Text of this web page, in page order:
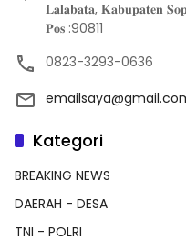
𝐋𝐚𝐥𝐚𝐛𝐚𝐭𝐚, 𝐊𝐚𝐛𝐮𝐩𝐚𝐭𝐞𝐧
𝐏𝐨𝐬 :90811
0823-3293-0636
Kategori
BREAKING NEWS
DAERAH - DESA
TNI - POLRI